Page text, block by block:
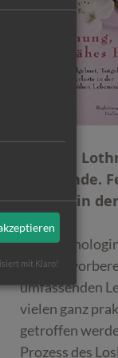
Hannah
jähes Ende.
Verlust in
Die
umfassenden
vielen ganz
getroffen
Prozess des
mit Klaro!